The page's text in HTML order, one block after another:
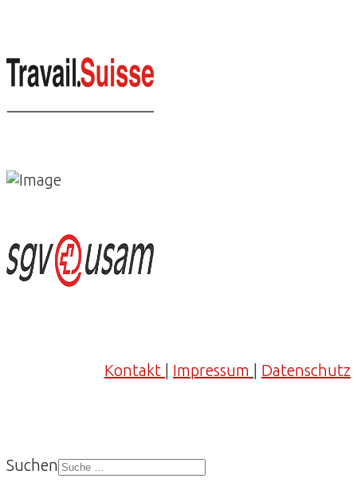
Kontakt Impressum Datenschutz
Suchen